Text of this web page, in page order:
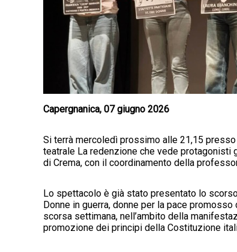
Capergnanica, 07 giugno 2026
Si terrà mercoledì prossimo alle 21,15
teatrale La redenzione che vede
di Crema, con il coordinamento della
Lo spettacolo è già stato presentato lo
Donne in guerra, donne per la pace
scorsa settimana, nell’ambito della
promozione dei principi della Costituzione